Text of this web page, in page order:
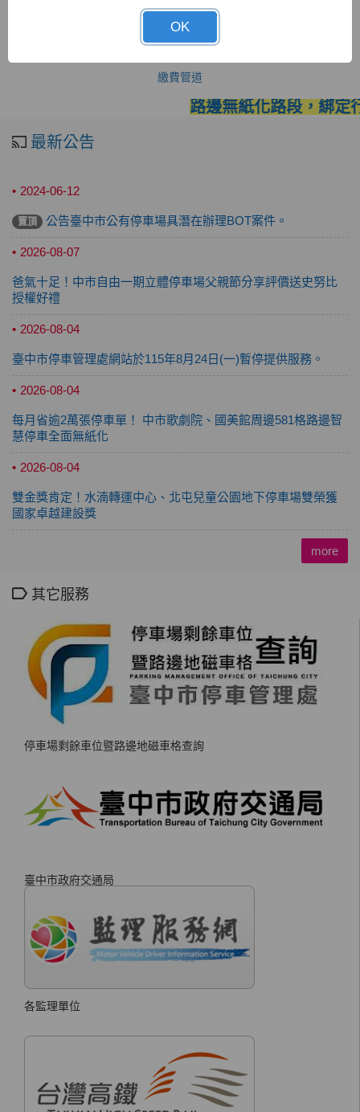
繳費管道
路邊無紙化路段，綁定
最新公告
2024-06-12
置頂 公告臺中市公有停車場具潛在辦理BOT案件。
2026-08-07
爸氣十足！中市自由一期立體停車場父親節分享評價送史努比
授權好禮
2026-08-04
臺中市停車管理處網站於115年8月24日(一)暫停提供服務。
2026-08-04
每月省逾2萬張停車單！ 中市歌劇院、國美館周邊581格路邊智
慧停車全面無紙化
2026-08-04
雙金獎肯定！水湳轉運中心、北屯兒童公園地下停車場雙榮獲
國家卓越建設獎
more
其它服務
停車場剩餘車位暨路邊地磁車格查詢
臺中市政府交通局
各監理單位
OK